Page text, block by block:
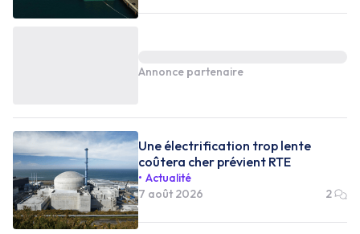
Annonce partenaire
Une électrification trop lente
coûtera cher prévient RTE
Actualité
7 août 2026
2